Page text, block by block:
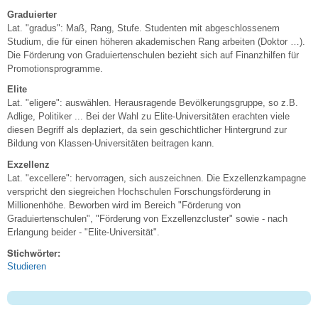
Graduierter
Lat. "gradus": Maß, Rang, Stufe. Studenten mit abgeschlossenem
Studium, die für einen höheren akademischen Rang arbeiten (Doktor …).
Die Förderung von Graduiertenschulen bezieht sich auf Finanzhilfen für
Promotionsprogramme.
Elite
Lat. "eligere": auswählen. Herausragende Bevölkerungsgruppe, so z.B.
Adlige, Politiker ... Bei der Wahl zu Elite-Universitäten erachten viele
diesen Begriff als deplaziert, da sein geschichtlicher Hintergrund zur
Bildung von Klassen-Universitäten beitragen kann.
Exzellenz
Lat. "excellere": hervorragen, sich auszeichnen. Die Exzellenzkampagne
verspricht den siegreichen Hochschulen Forschungsförderung in
Millionenhöhe. Beworben wird im Bereich "Förderung von
Graduiertenschulen", "Förderung von Exzellenzcluster" sowie - nach
Erlangung beider - "Elite-Universität".
Stichwörter:
Studieren